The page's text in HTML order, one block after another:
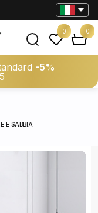
-5%
0 0
E SABBIA